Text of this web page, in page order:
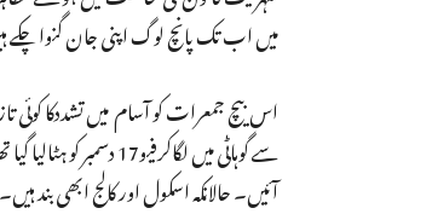
میں اب تک پانچ لوگ اپنی جان گنوا چکے
سے گوہاٹی میں لگاکرفیو17 دسمبر کو ہٹالیا گیا تھا۔
آئیں۔ حالانکہ اسکول اور کالج ابھی بند ہیں۔